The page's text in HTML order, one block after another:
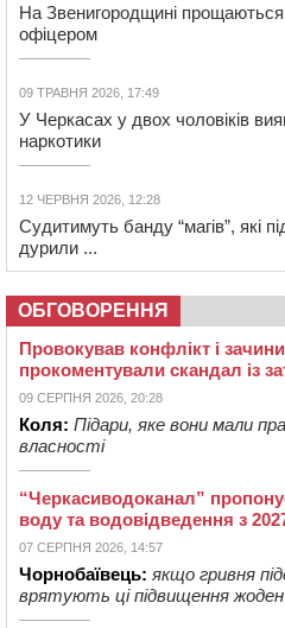
На Звенигородщині
офіцером
09 ТРАВНЯ 2026, 17:49
У Черкасах у двох чоловіків
наркотики
12 ЧЕРВНЯ 2026, 12:28
Судитимуть банду “магів”, які
дурили ...
ОБГОВОРЕННЯ
Провокував конфлікт і
прокоментували скандал із
09 СЕРПНЯ 2026, 20:28
Коля: Підари, яке вони мали
власності
“Черкасиводоканал”
воду та водовідведення з
07 СЕРПНЯ 2026, 14:57
Чорнобаївець: якщо гривня
врятують ці підвищення